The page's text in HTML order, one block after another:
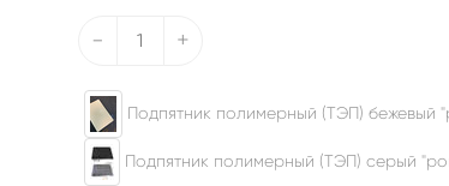
- +
Подпятник полимерный (ТЭП) бежевый
Подпятник полимерный (ТЭП) серый